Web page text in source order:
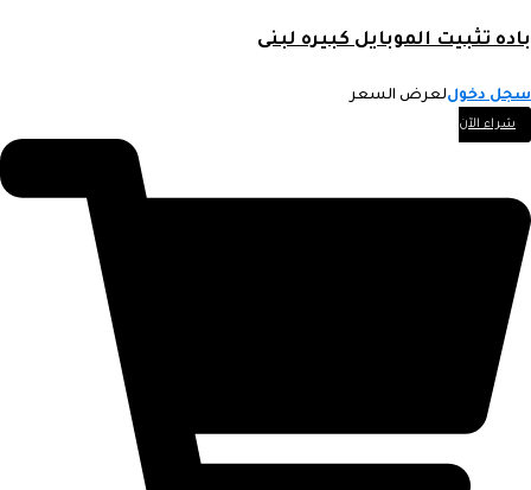
باده تثبيت الموبايل كبيره لبنى
سجل دخوللعرض السعر
شراء الآن